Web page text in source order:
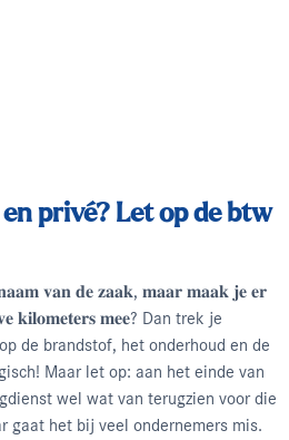
privé? Let op de btw
𝐧𝐚𝐚𝐦 𝐯𝐚𝐧 𝐝𝐞 𝐳𝐚𝐚𝐤, 𝐦𝐚𝐚𝐫 𝐦𝐚𝐚𝐤 𝐣𝐞 𝐞𝐫
𝐤𝐢𝐥𝐨𝐦𝐞𝐭𝐞𝐫𝐬 𝐦𝐞𝐞? Dan trek je
de brandstof, het onderhoud en de
Maar let op: aan het einde van
wel wat van terugzien voor die
gaat het bij veel ondernemers mis.